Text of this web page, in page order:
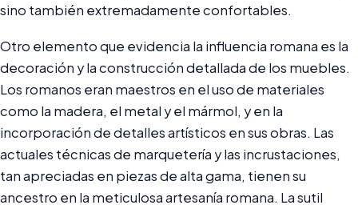
sino también extremadamente confortables.
Otro elemento que evidencia la influencia romana es la
decoración y la construcción detallada de los muebles.
Los romanos eran maestros en el uso de materiales
como la madera, el metal y el mármol, y en la
incorporación de detalles artísticos en sus obras. Las
actuales técnicas de marquetería y las incrustaciones,
tan apreciadas en piezas de alta gama, tienen su
ancestro en la meticulosa artesanía romana. La sutil